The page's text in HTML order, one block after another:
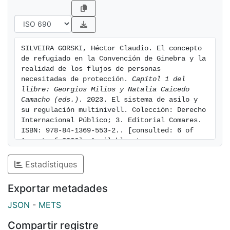
parte de la Convención a desarrollar las leyes
correspondientes para su cumplimiento...
SILVEIRA GORSKI, Héctor Claudio. El concepto
de refugiado en la Convención de Ginebra y la
realidad de los flujos de personas
necesitadas de protección. Capítol 1 del
llibre: Georgios Milios y Natalia Caicedo
Camacho (eds.) . 2023. El sistema de asilo y
su regulación multinivell. Colección: Derecho
Internacional Público; 3. Editorial Comares.
ISBN: 978-84-1369-553-2.. [consulted: 6 of
August of 2026]. Available at:
Estadístiques
Exportar metadades
JSON - METS
Compartir registre